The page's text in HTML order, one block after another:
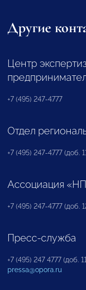
Другие
Центр
+7 (495) 247-4777
Отдел
+7 (495) 247-4777 (доб.
Ассоциация
+7 (495) 247-4777 (доб.
Пресс-служба
+7 (495) 247 4777 (доб.
pressa@opora.ru